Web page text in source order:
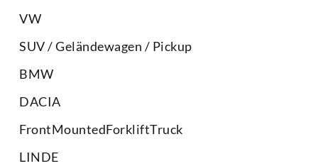
VW
SUV / Geländewagen / Pickup
BMW
DACIA
FrontMountedForkliftTruck
LINDE